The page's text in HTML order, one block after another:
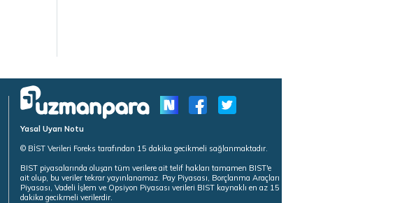
Yasal Uyarı Notu
© BİST Verileri Foreks tarafından 15 dakika gecikmeli sağlanmaktadır.
BIST piyasalarında oluşan tüm verilere ait telif hakları tamamen BIST'e
ait olup, bu veriler tekrar yayınlanamaz. Pay Piyasası, Borçlanma Araçları
Piyasası, Vadeli İşlem ve Opsiyon Piyasası verileri BIST kaynaklı en az 15
dakika gecikmeli verilerdir.